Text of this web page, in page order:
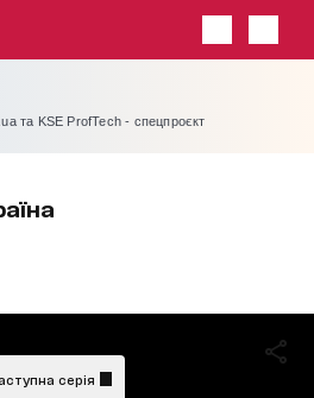
та KSE ProfTech - спецпроєкт
серія